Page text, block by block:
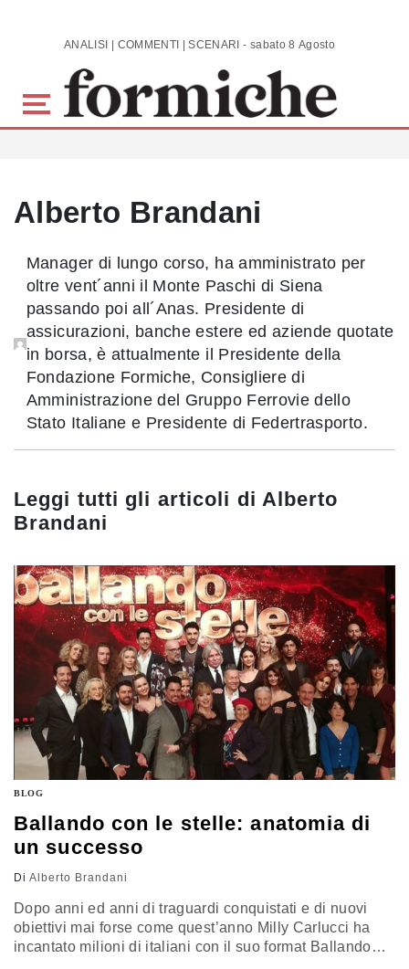
Skip to main content ANALISI | COMMENTI | SCENARI - sabato 8 Agosto 2026
Alberto Brandani
Manager di lungo corso, ha amministrato per
oltre vent´anni il Monte Paschi di Siena
passando poi all´Anas. Presidente di
assicurazioni, banche estere ed aziende quotate
in borsa, è attualmente il Presidente della
Fondazione Formiche, Consigliere di
Amministrazione del Gruppo Ferrovie dello
Stato Italiane e Presidente di Federtrasporto.
Leggi tutti gli articoli di Alberto
Brandani
BLOG
Ballando con le stelle: anatomia di
un successo
Di Alberto Brandani
Dopo anni ed anni di traguardi conquistati e di nuovi
obiettivi mai forse come quest’anno Milly Carlucci ha
incantato milioni di italiani con il suo format Ballando